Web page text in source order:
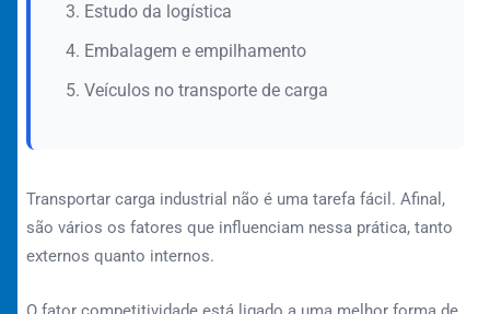
3. Estudo da logística
4. Embalagem e empilhamento
5. Veículos no transporte de carga
Transportar carga industrial não é uma tarefa fácil. Afinal,
são vários os fatores que influenciam nessa prática, tanto
externos quanto internos.